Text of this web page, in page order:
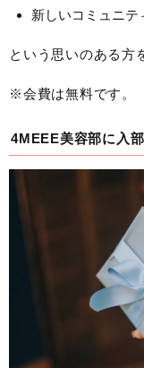
新しいコミュニテ
という思いのある方
※会費は無料です。
4MEEE美容部に入